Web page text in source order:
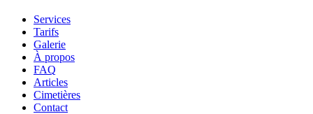
Services
Tarifs
Galerie
À propos
FAQ
Articles
Cimetières
Contact